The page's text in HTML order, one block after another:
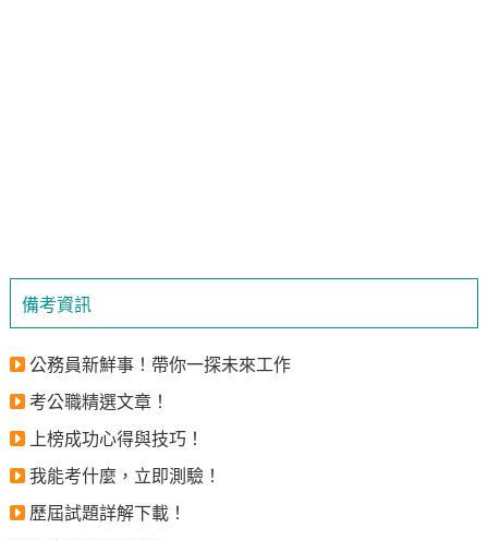
備考資訊
公務員新鮮事！帶你一探未來工作
考公職精選文章！
上榜成功心得與技巧！
我能考什麼，立即測驗！
歷屆試題詳解下載！